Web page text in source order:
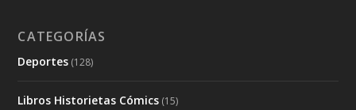
CATEGORÍAS
Deportes (128)
Libros Historietas Cómics (15)